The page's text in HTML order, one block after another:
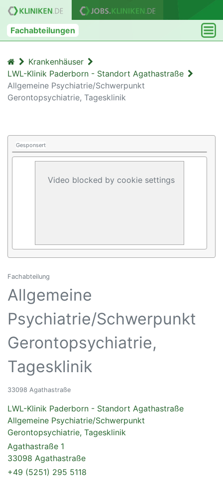
Fachabteilungen
Krankenhäuser
LWL-Klinik Paderborn - Standort Agathastraße
Allgemeine Psychiatrie/Schwerpunkt
Gerontopsychiatrie, Tagesklinik
Gesponsert
Video blocked by cookie settings
Fachabteilung
Allgemeine
Psychiatrie/Schwerpunkt
Gerontopsychiatrie,
Tagesklinik
33098 Agathastraße
LWL-Klinik Paderborn - Standort Agathastraße
Allgemeine Psychiatrie/Schwerpunkt
Gerontopsychiatrie, Tagesklinik
Agathastraße 1
33098 Agathastraße
+49 (5251) 295 5118